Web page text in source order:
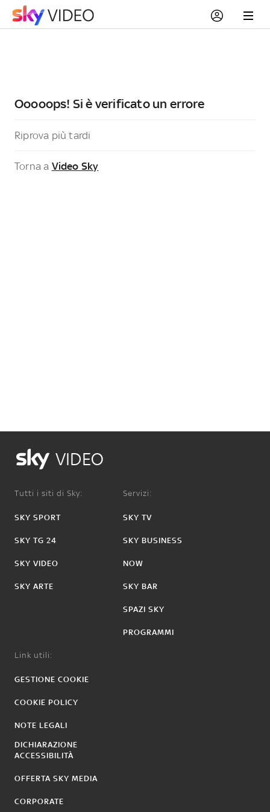
Ooooops! Si è verificato un errore
Riprova più tardi
Torna a Video Sky
VIDEO
Tutti i siti di Sky:
SKY SPORT
SKY TG 24
SKY VIDEO
SKY ARTE
Servizi:
SKY TV
SKY BUSINESS
NOW
SKY BAR
SPAZI SKY
PROGRAMMI
Link utili:
GESTIONE COOKIE
COOKIE POLICY
NOTE LEGALI
DICHIARAZIONE
ACCESSIBILITÀ
OFFERTA SKY MEDIA
CORPORATE